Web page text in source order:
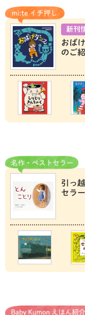
新刊
おば
のご
引っ
セラ